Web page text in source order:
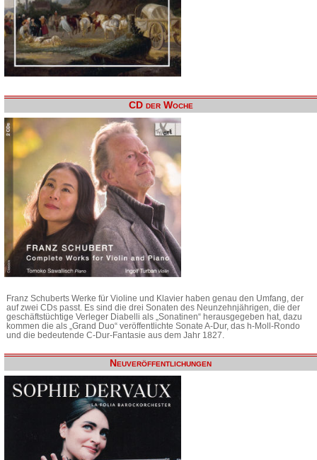
CD der Woche
Franz Schuberts Werke für Violine und Klavier haben genau den Umfang, der
auf zwei CDs passt. Es sind die drei Sonaten des Neunzehnjährigen, die der
geschäftstüchtige Verleger Diabelli als „Sonatinen“ herausgegeben hat, dazu
kommen die als „Grand Duo“ veröffentlichte Sonate A-Dur, das h-Moll-Rondo
und die bedeutende C-Dur-Fantasie aus dem Jahr 1827.
Neuveröffentlichungen